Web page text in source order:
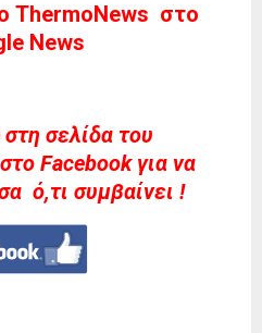
ThermoNews στο
News
σελίδα του
Facebook για να
ό,τι συμβαίνει !